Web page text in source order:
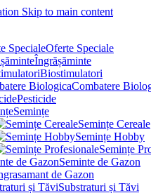
Skip to main content
Oferte Speciale
Îngrășăminte
Biostimulatori
Combatere
Pesticide
Semințe
Semințe Cereale
Semințe Hobby
Semințe
Seminte de Gazon
de Gazon
Substraturi și Tăvi